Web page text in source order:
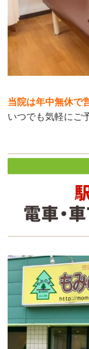
当院は年中無休で
いつでも気軽にご